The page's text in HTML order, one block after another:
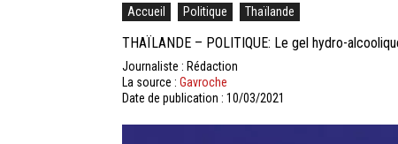
Accueil Politique Thaïlande
THAÏLANDE – POLITIQUE: Le gel hydro-
Journaliste : Rédaction
La source : Gavroche
Date de publication : 10/03/2021